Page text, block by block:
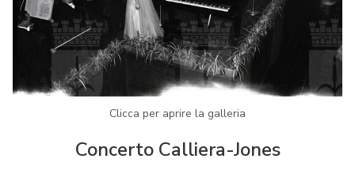
Clicca per aprire la galleria
Concerto Calliera-Jones